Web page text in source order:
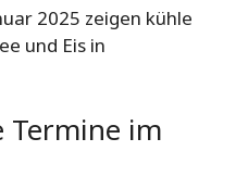
2025 zeigen kühle
und Eis in
Termine im